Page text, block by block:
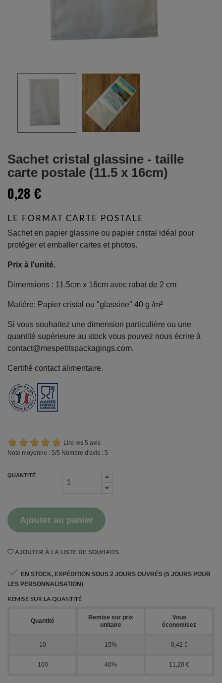
Sachet cristal glassine - taille
carte postale (11.5 x 16cm)
0,28 €
LE FORMAT CARTE POSTALE
Sachet en papier glassine ou papier cristal idéal pour
protéger et emballer cartes et photos.
Prix à l'unité.
Dimensions : 11.5cm x 16cm avec rabat de 2 cm
Matière: Papier cristal ou "glassine" 40 g /m²
Si vous souhaitez une dimension particulière ou une
quantité supérieure au stock vous pouvez nous écrire à
contact@mespetitspackagings.com.
Certifié contact alimentaire.
Lire les 5 avis
Note moyenne : 5/5 Nombre d'avis : 5
QUANTITÉ
Ajouter au panier
AJOUTER À LA LISTE DE SOUHAITS
 EN STOCK, EXPÉDITION SOUS 2 JOURS OUVRÉS (5 JOURS POUR
LES PERSONNALISATION)
REMISE SUR LA QUANTITÉ
Quantité
Remise sur prix
unitaire
Vous
économisez
10 15% 0,42 €
100 40% 11,20 €